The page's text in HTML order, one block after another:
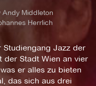
Middleton
Herrlich
Studiengang Jazz der
der Stadt Wien an vier
er alles zu bieten
das sich aus drei